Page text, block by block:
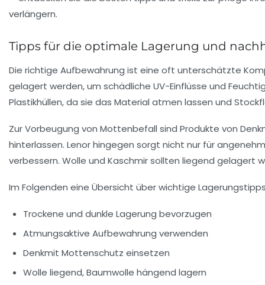
Tipps für die optimale Lagerung und
Die richtige Aufbewahrung ist eine oft unterschätzte
gelagert werden, um schädliche UV-Einflüsse und
Plastikhüllen, da sie das Material atmen lassen und
Zur Vorbeugung von Mottenbefall sind Produkte von
hinterlassen. Lenor hingegen sorgt nicht nur für
verbessern. Wolle und Kaschmir sollten liegend gelagert
Im Folgenden eine Übersicht über wichtige
Trockene und dunkle Lagerung bevorzugen
Atmungsaktive Aufbewahrung verwenden
Denkmit Mottenschutz einsetzen
Wolle liegend, Baumwolle hängend lagern